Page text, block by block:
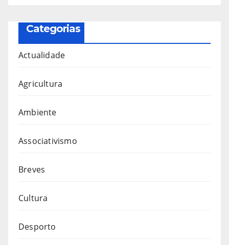
Categorias
Actualidade
Agricultura
Ambiente
Associativismo
Breves
Cultura
Desporto